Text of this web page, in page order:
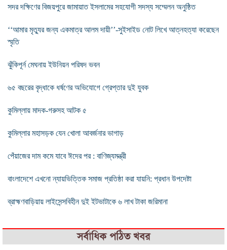
সদর দক্ষিণের বিজয়পুরে জামায়াত ইসলামের সহযোগী সদস্য সম্মেলন অনুষ্ঠিত
‘‘আমার মৃত্যুর জন্য একমাত্র আলম দায়ী’’-সুইসাইড নোট লিখে আত্নহত্যা করেছেন
স্মৃতি
ঝুঁকিপূর্ন মেঘনায় ইউনিয়ন পরিষদ ভবন
৬৫ বছরের বৃদ্ধাকে ধর্ষণের অভিযোগে গ্রেপ্তার দুই যুবক
কুমিল্লায় মাদক-গরুসহ আটক ৫
কুমিল্লার মহাসড়ক যেন খোলা আবর্জনার ভাগাড়
পেঁয়াজের দাম কমে যাবে ঈদের পর : বাণিজ্যমন্ত্রী
বাংলাদেশে এখনো ন্যায়ভিত্তিক সমাজ প্রতিষ্ঠা করা যায়নি: প্রধান উপদেষ্টা
ব্রাহ্মণবাড়িয়ায় লাইসেন্সবিহীন দুই ইটভাটাকে ৬ লাখ টাকা জরিমানা
সর্বাধিক পঠিত খবর